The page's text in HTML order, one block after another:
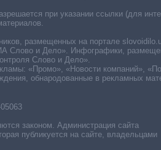
законом. Администрация сайта
публикуется на сайте, владельцами
при указании ссылки (для
размещенных на портале
и Дело». Инфографики,
Слово и Дело».
«Промо», «Новости компаний»,
обнародованные в рекламных